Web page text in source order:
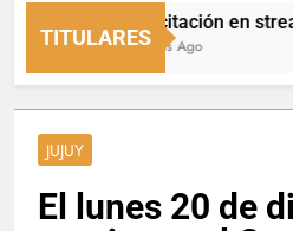
TITULARES
Capacitación en
14 Horas Ago
JUJUY
El lunes 20 de